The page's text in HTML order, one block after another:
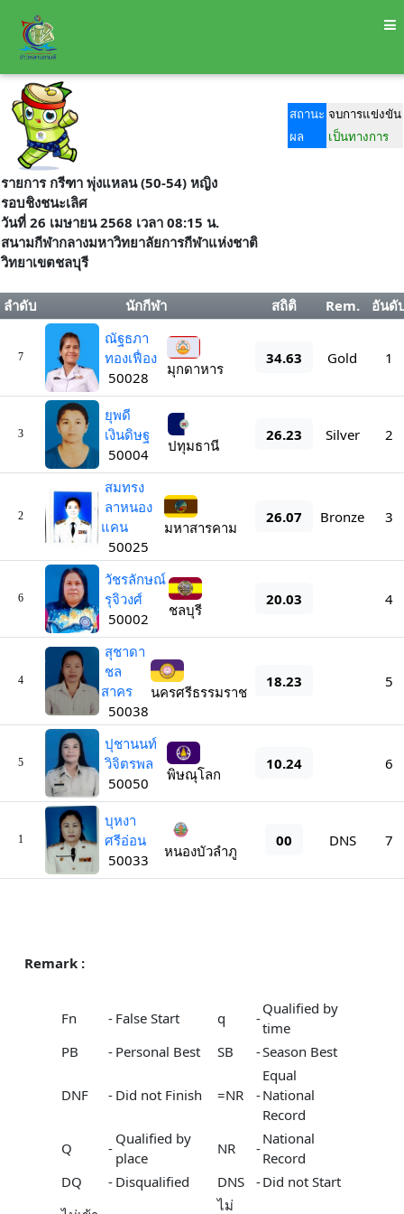
สถานะ จบการแข่งขัน
ผล
เป็นทางการ
รายการ กรีฑา พุ่งแหลน (50-54) หญิง
รอบชิงชนะเลิศ
วันที่ 26 เมษายน 2568 เวลา 08:15 น.
สนามกีฬากลางมหาวิทยาลัยการกีฬาแห่งชาติ
วิทยาเขตชลบุรี
ลำดับ นักกีฬา สถิติ Rem. อันดั
7
ณัฐธภา
ทองเฟื่อง
50028
มุกดาหาร
34.63 Gold 1
3
ยุพดี
เงินดิษฐ
50004
ปทุมธานี
26.23 Silver 2
2
สมทรง
ลาหนอง
แคน
50025
มหาสารคาม
26.07 Bronze 3
6
วัชรลักษณ์
รุจิวงศ์
50002
ชลบุรี
20.03 4
4
สุชาดา
ชล
สาคร
50038
นครศรีธรรมราช
18.23 5
5
ปุชานนท์
วิจิตรพล
50050
พิษณุโลก
10.24 6
1
บุหงา
ศรีอ่อน
50033
หนองบัวลำภู
00 DNS 7
Remark :
Fn - False Start q -
Qualified by
time
PB
- Personal Best SB -Season Best
DNF - Did not Finish =NR -
Equal
National
Record
Q
-
Qualified by
place
NR -
National
Record
DQ
- Disqualified DNS -Did not Start
ไม่